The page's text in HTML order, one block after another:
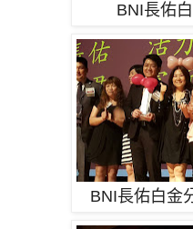
BNI長佑
BNI長佑白金